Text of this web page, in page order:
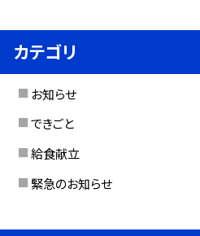
カテゴリ
お知らせ
できごと
給食献立
緊急のお知らせ